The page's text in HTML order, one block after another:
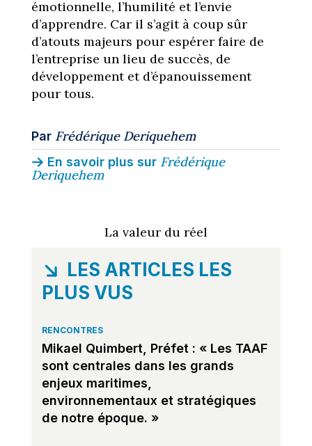
émotionnelle, l’humilité et l’envie
d’apprendre. Car il s’agit à coup sûr
d’atouts majeurs pour espérer faire de
l’entreprise un lieu de succès, de
développement et d’épanouissement
pour tous.
Par Frédérique Deriquehem
En savoir plus sur Frédérique
Deriquehem
La valeur du réel
LES ARTICLES LES
PLUS VUS
RENCONTRES
Mikael Quimbert, Préfet : « Les TAAF
sont centrales dans les grands
enjeux maritimes,
environnementaux et stratégiques
de notre époque. »